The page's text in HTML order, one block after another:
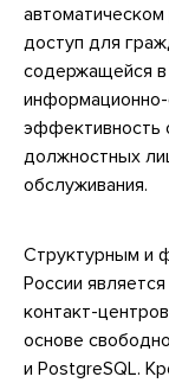
доступ для
содержащейся
эффективность
должностных
обслуживания.
Структурным и
России
контакт-
основе
и PostgreSQL.